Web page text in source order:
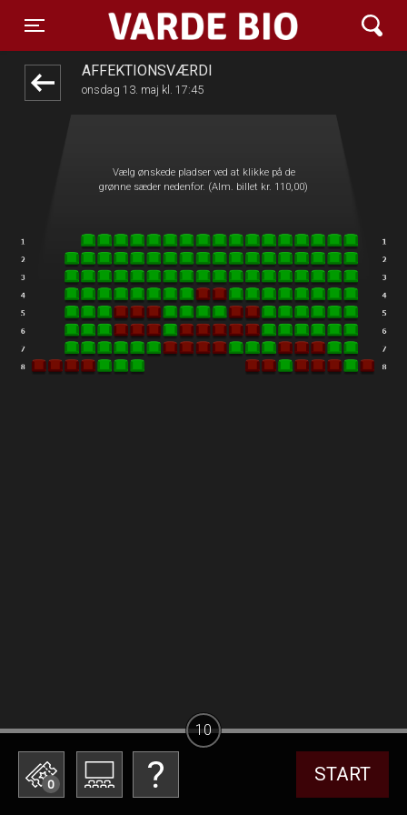
Toggle navigation
Varde Bio ApS
AFFEKTIONSVÆRDI
onsdag 13. maj kl. 17:45
Vælg ønskede pladser ved at klikke på de
grønne sæder nedenfor. (Alm. billet kr. 110,00)
0 START
10
front03-cc 040506